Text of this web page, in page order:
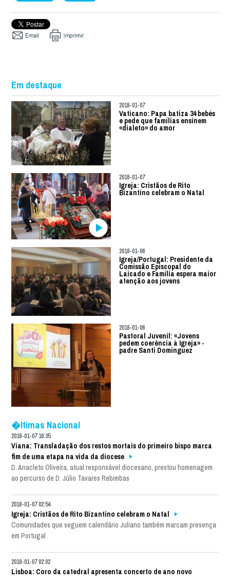
Em destaque
2018-01-07
Vaticano: Papa batiza 34 bebés
e pede que famílias ensinem
«dialeto» do amor
2018-01-07
Igreja: Cristãos de Rito
Bizantino celebram o Natal
2018-01-06
Igreja/Portugal: Presidente da
Comissão Episcopal do
Laicado e Família espera maior
atenção aos jovens
2018-01-06
Pastoral Juvenil: «Jovens
pedem coerência à Igreja» -
padre Santi Dominguez
�ltimas Nacional
2018-01-07 16:35
Viana: Transladação dos restos mortais do primeiro bispo marca
fim de uma etapa na vida da diocese
D. Anacleto Oliveira, atual responsável diocesano, prestou homenagem
ao percurso de D. Júlio Tavares Rebimbas
2018-01-07 02:54
Igreja: Cristãos de Rito Bizantino celebram o Natal
Comunidades que seguem calendário Juliano também marcam presença
em Portugal
2018-01-07 02:02
Lisboa: Coro da catedral apresenta concerto de ano novo